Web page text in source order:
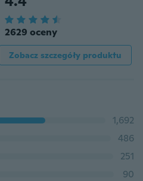
2629 oceny
Zobacz szczegóły produktu
1,692
486
251
90